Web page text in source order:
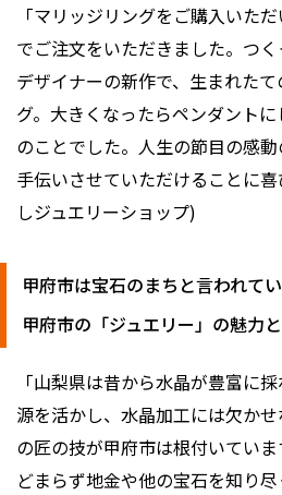
「マリッジリングをご購入いた
でご注文をいただきました。つ
デザイナーの新作で、生まれた
グ。大きくなったらペンダント
のことでした。人生の節目の感
手伝いさせていただけることに
しジュエリーショップ)
甲府市は宝石のまちと言われてい
甲府市の「ジュエリー」の魅力
「山梨県は昔から水晶が豊富に
源を活かし、水晶加工には欠か
の匠の技が甲府市は根付いてい
どまらず地金や他の宝石を知り